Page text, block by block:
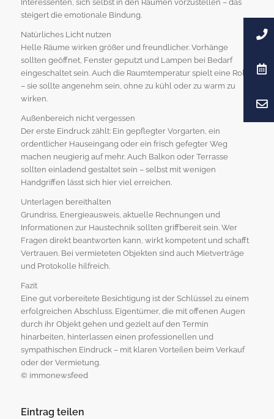
Interessenten, sich selbst in den Räumen vorzustellen – das
steigert die emotionale Bindung.
Natürliches Licht nutzen
Helle Räume wirken größer und freundlicher. Vorhänge
sollten geöffnet, Fenster geputzt und Lampen bei Bedarf
eingeschaltet sein. Auch die Raumtemperatur spielt eine Rolle
– sie sollte angenehm sein, ohne zu kühl oder zu warm zu
wirken.
Außenbereich nicht vergessen
Der erste Eindruck zählt: Ein gepflegter Vorgarten, ein
ordentlicher Hauseingang oder ein frisch gefegter Weg
machen neugierig auf mehr. Auch Balkon oder Terrasse
sollten einladend gestaltet sein – selbst mit wenigen
Handgriffen lässt sich hier viel erreichen.
Unterlagen bereithalten
Grundriss, Energieausweis, aktuelle Rechnungen und
Informationen zur Haustechnik sollten griffbereit sein. Wer
Fragen direkt beantworten kann, wirkt kompetent und schafft
Vertrauen. Bei vermieteten Objekten sind auch Mietverträge
und Protokolle hilfreich.
Fazit
Eine gut vorbereitete Besichtigung ist der Schlüssel zu einem
erfolgreichen Abschluss. Eigentümer, die mit offenen Augen
durch ihr Objekt gehen und gezielt auf den Termin
hinarbeiten, hinterlassen einen professionellen und
sympathischen Eindruck – mit klaren Vorteilen beim Verkauf
oder der Vermietung.
© immonewsfeed
Eintrag teilen